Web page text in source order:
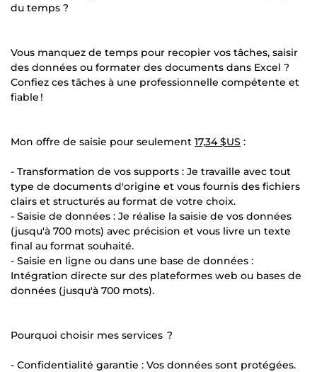
du temps ?
Vous manquez de temps pour recopier vos tâches, saisir
des données ou formater des documents dans Excel ?
Confiez ces tâches à une professionnelle compétente et
fiable !
Mon offre de saisie pour seulement 17,34 $US :
- Transformation de vos supports : Je travaille avec tout
type de documents d'origine et vous fournis des fichiers
clairs et structurés au format de votre choix.
- Saisie de données : Je réalise la saisie de vos données
(jusqu'à 700 mots) avec précision et vous livre un texte
final au format souhaité.
- Saisie en ligne ou dans une base de données :
Intégration directe sur des plateformes web ou bases de
données (jusqu'à 700 mots).
Pourquoi choisir mes services ?
- Confidentialité garantie : Vos données sont protégées.